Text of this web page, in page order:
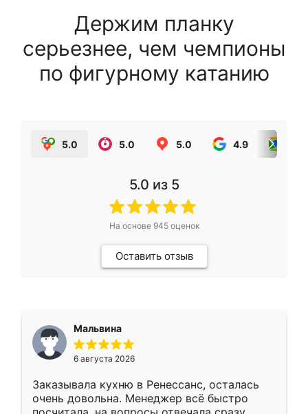
Держим планку
серьезнее, чем чемпионы
по фигурному катанию
5.0 5.0 5.0 4.9
5.0 из 5
На основе 945оценок
Оставить отзыв
Мальвина
6 августа 2026
Заказывала кухню в Ренессанс, осталась
очень довольна. Менеджер всё быстро